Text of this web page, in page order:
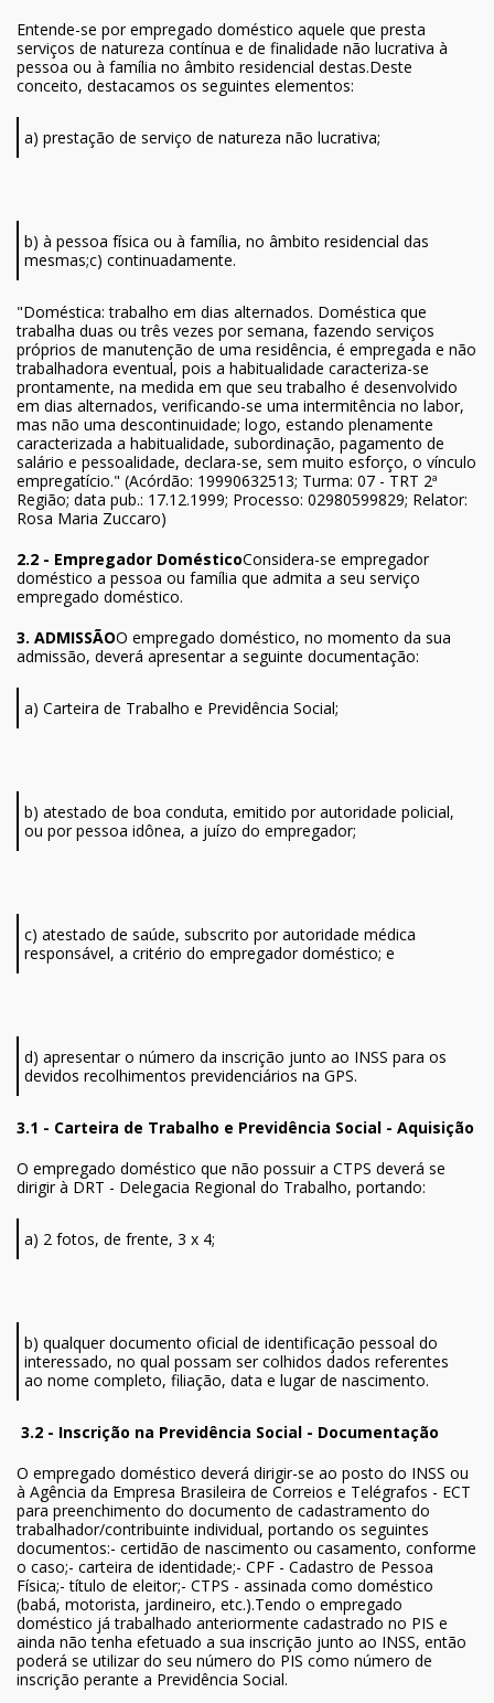
Entende-se por empregado doméstico aquele que presta
serviços de natureza contínua e de finalidade não lucrativa à
pessoa ou à família no âmbito residencial destas.Deste
conceito, destacamos os seguintes elementos:
a) prestação de serviço de natureza não lucrativa;
b) à pessoa física ou à família, no âmbito residencial das
mesmas;c) continuadamente.
"Doméstica: trabalho em dias alternados. Doméstica que
trabalha duas ou três vezes por semana, fazendo serviços
próprios de manutenção de uma residência, é empregada e não
trabalhadora eventual, pois a habitualidade caracteriza-se
prontamente, na medida em que seu trabalho é desenvolvido
em dias alternados, verificando-se uma intermitência no labor,
mas não uma descontinuidade; logo, estando plenamente
caracterizada a habitualidade, subordinação, pagamento de
salário e pessoalidade, declara-se, sem muito esforço, o vínculo
empregatício." (Acórdão: 19990632513; Turma: 07 - TRT 2ª
Região; data pub.: 17.12.1999; Processo: 02980599829; Relator:
Rosa Maria Zuccaro)
2.2 - Empregador DomésticoConsidera-se empregador
doméstico a pessoa ou família que admita a seu serviço
empregado doméstico.
3. ADMISSÃOO empregado doméstico, no momento da sua
admissão, deverá apresentar a seguinte documentação:
a) Carteira de Trabalho e Previdência Social;
b) atestado de boa conduta, emitido por autoridade policial,
ou por pessoa idônea, a juízo do empregador;
c) atestado de saúde, subscrito por autoridade médica
responsável, a critério do empregador doméstico; e
d) apresentar o número da inscrição junto ao INSS para os
devidos recolhimentos previdenciários na GPS.
3.1 - Carteira de Trabalho e Previdência Social - Aquisição
O empregado doméstico que não possuir a CTPS deverá se
dirigir à DRT - Delegacia Regional do Trabalho, portando:
a) 2 fotos, de frente, 3 x 4;
b) qualquer documento oficial de identificação pessoal do
interessado, no qual possam ser colhidos dados referentes
ao nome completo, filiação, data e lugar de nascimento.
3.2 - Inscrição na Previdência Social - Documentação
O empregado doméstico deverá dirigir-se ao posto do INSS ou
à Agência da Empresa Brasileira de Correios e Telégrafos - ECT
para preenchimento do documento de cadastramento do
trabalhador/contribuinte individual, portando os seguintes
documentos:- certidão de nascimento ou casamento, conforme
o caso;- carteira de identidade;- CPF - Cadastro de Pessoa
Física;- título de eleitor;- CTPS - assinada como doméstico
(babá, motorista, jardineiro, etc.).Tendo o empregado
doméstico já trabalhado anteriormente cadastrado no PIS e
ainda não tenha efetuado a sua inscrição junto ao INSS, então
poderá se utilizar do seu número do PIS como número de
inscrição perante a Previdência Social.